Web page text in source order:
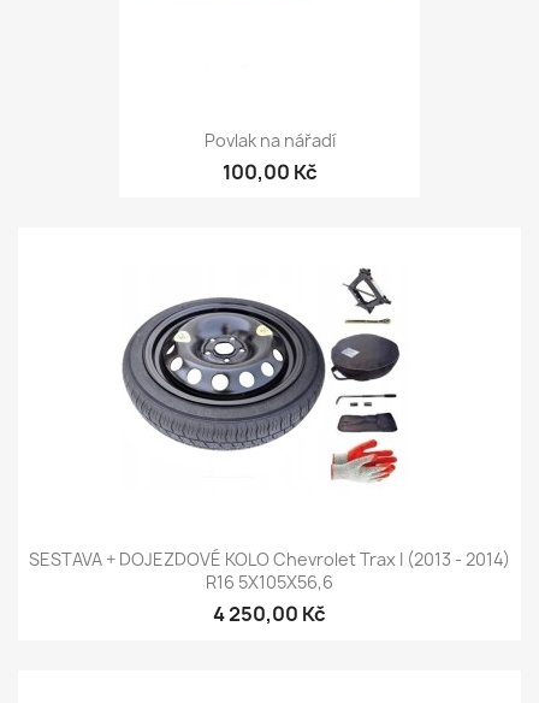
Povlak na nářadí
100,00 Kč
SESTAVA + DOJEZDOVÉ KOLO Chevrolet Trax I (2013 - 2014)
R16 5X105X56,6
4 250,00 Kč